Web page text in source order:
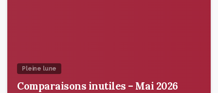
Pleine lune
Comparaisons inutiles – Mai 2026